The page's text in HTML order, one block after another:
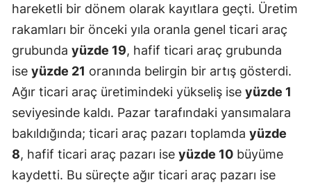
Mardin
Muğla
Nevşehir
Niğde
hareketli bir dönem olarak kayıtlara geçti. Üretim
rakamları bir önceki yıla oranla genel ticari araç
grubunda yüzde 19, hafif ticari araç grubunda
ise yüzde 21 oranında belirgin bir artış gösterdi.
Ağır ticari araç üretimindeki yükseliş ise yüzde 1
seviyesinde kaldı. Pazar tarafındaki yansımalara
bakıldığında; ticari araç pazarı toplamda yüzde
8, hafif ticari araç pazarı ise yüzde 10 büyüme
kaydetti. Bu süreçte ağır ticari araç pazarı ise